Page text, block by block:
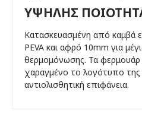
ΥΨΗΛΉΣ
Κατασκευασμένη από καμβά
PEVA και αφρό 10mm για
θερμομόνωσης. Τα φερμουάρ
χαραγμένο το λογότυπο της
αντιολισθητική επιφάνεια.